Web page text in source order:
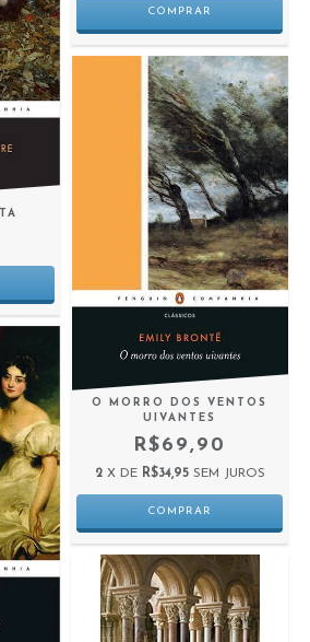
O MORRO DOS VENTOS
UIVANTES
R$69,90
2 X DE R$34,95 SEM JUROS